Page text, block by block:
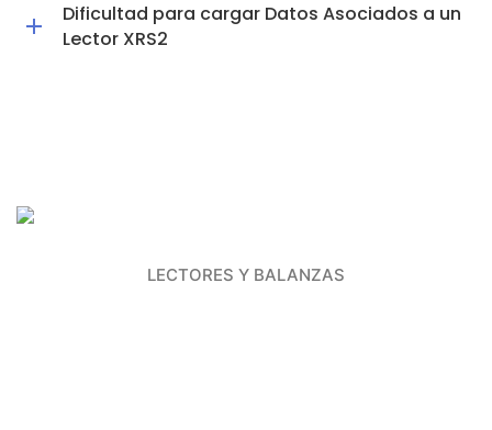
Dificultad para cargar Datos Asociados a un
Lector XRS2
LECTORES Y BALANZAS